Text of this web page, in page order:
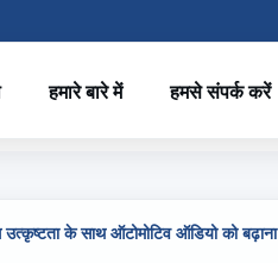
हमारे बारे में हमसे संपर्क करें
उत्कृष्टता के साथ ऑटोमोटिव ऑडियो को बढ़ाना